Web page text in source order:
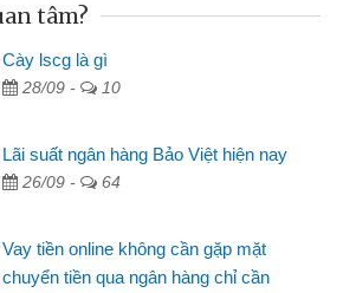
tâm?
Cày lscg là gì
28/09 - 10
Lãi suất ngân hàng Bảo Việt hiện nay
26/09 - 64
Vay tiền online không cần gặp mặt
chuyển tiền qua ngân hàng chỉ cần